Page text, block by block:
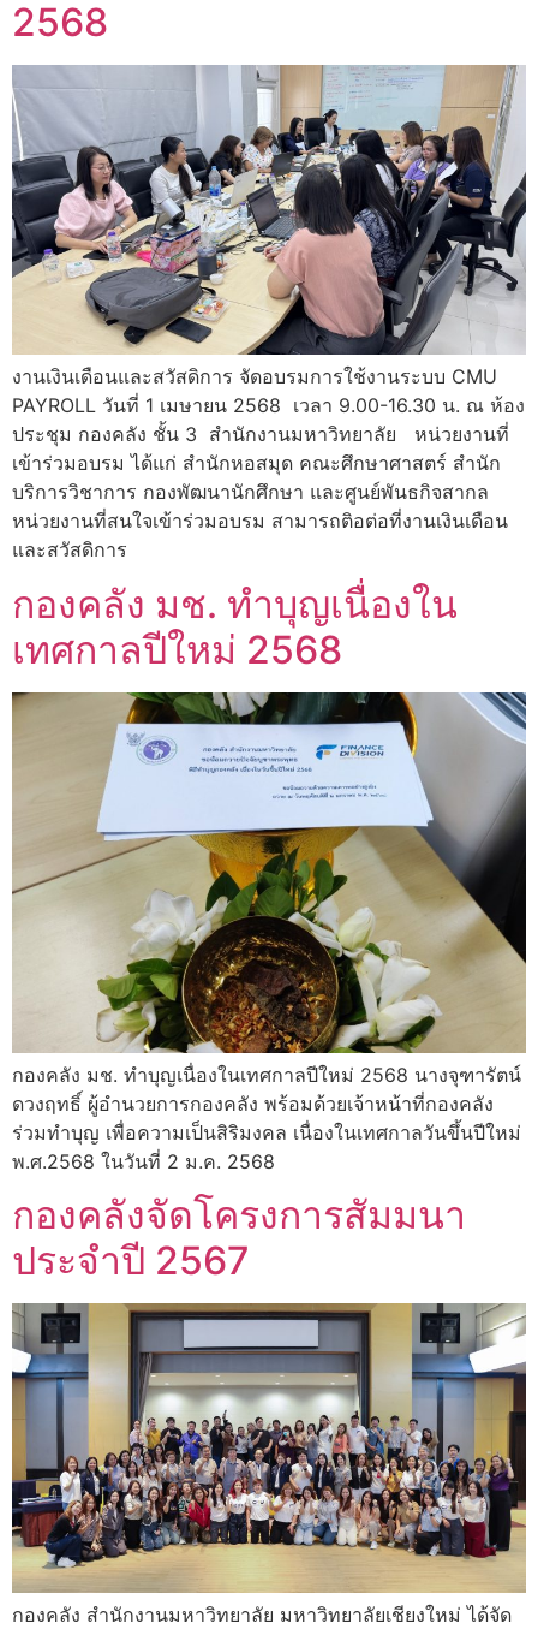
2568
งานเงินเดือนและสวัสดิการ จัดอบรมการใช้งานระบบ CMU
PAYROLL วันที่ 1 เมษายน 2568 เวลา 9.00-16.30 น. ณ ห้อง
ประชุม กองคลัง ชั้น 3 สำนักงานมหาวิทยาลัย หน่วยงานที่
เข้าร่วมอบรม ได้แก่ สำนักหอสมุด คณะศึกษาศาสตร์ สำนัก
บริการวิชาการ กองพัฒนานักศึกษา และศูนย์พันธกิจสากล
หน่วยงานที่สนใจเข้าร่วมอบรม สามารถติอต่อที่งานเงินเดือน
และสวัสดิการ
กองคลัง มช. ทำบุญเนื่องใน
เทศกาลปีใหม่ 2568
กองคลัง มช. ทำบุญเนื่องในเทศกาลปีใหม่ 2568 นางจุฑารัตน์
ดวงฤทธิ์ ผู้อำนวยการกองคลัง พร้อมด้วยเจ้าหน้าที่กองคลัง
ร่วมทำบุญ เพื่อความเป็นสิริมงคล เนื่องในเทศกาลวันขึ้นปีใหม่
พ.ศ.2568 ในวันที่ 2 ม.ค. 2568
กองคลังจัดโครงการสัมมนา
ประจำปี 2567
กองคลัง สำนักงานมหาวิทยาลัย มหาวิทยาลัยเชียงใหม่ ได้จัด